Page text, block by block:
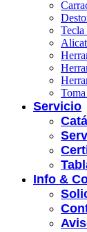
Tecla
Servicio
Info &